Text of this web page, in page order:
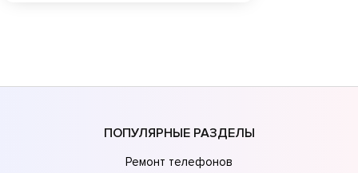
ПОПУЛЯРНЫЕ РАЗДЕЛЫ
Ремонт телефонов